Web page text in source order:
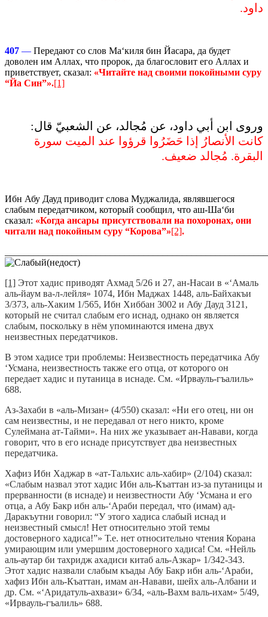
داود‏.‏
407 — Передают со слов Ма‘киля бин Йасара, да будет
доволен им Аллах, что пророк, да благословит его Аллах и
приветствует, сказал: «Читайте над своими покойными суру
“Йа Син”».[1]
وروى ابن أبي داود، عن مُجالد، عن الشعبيّ قال‏:‏
كانت الأنصارُ إذا حَضَرُوا قرؤوا عند الميت سورة
البقرة‏.‏ مُجالد ضعيف‏.
Ибн Абу Дауд приводит слова Муджалида, являвшегося
слабым передатчиком, который сообщил, что аш-Ша‘би
сказал: «Когда ансары присутствовали на похоронах, они
читали над покойным суру “Корова”»[2].
[1] Этот хадис приводят Ахмад 5/26 и 27, ан-Насаи в «‘Амаль
аль-йаум ва-л-лейля» 1074, Ибн Маджах 1448, аль-Байхакъи
3/373, аль-Хаким 1/565, Ибн Хиббан 3002 и Абу Дауд 3121,
который не считал слабым его иснад, однако он является
слабым, поскольку в нём упоминаются имена двух
неизвестных передатчиков.
В этом хадисе три проблемы: Неизвестность передатчика Абу
‘Усмана, неизвестность также его отца, от которого он
передает хадис и путаница в иснаде. См. «Ирвауль-гъалиль»
688.
Аз-Захаби в «аль-Мизан» (4/550) сказал: «Ни его отец, ни он
сам неизвестны, и не передавал от него никто, кроме
Сулеймана ат-Тайми». На них же указывает ан-Навави, когда
говорит, что в его иснаде присутствует два неизвестных
передатчика.
Хафиз Ибн Хаджар в «ат-Тальхис аль-хабир» (2/104) сказал:
«Слабым назвал этот хадис Ибн аль-Къаттан из-за путаницы и
прерванности (в иснаде) и неизвестности Абу ‘Усмана и его
отца, а Абу Бакр ибн аль-‘Араби передал, что (имам) ад-
Даракъутни говорил: “У этого хадиса слабый иснад и
неизвестный смысл! Нет относительно этой темы
достоверного хадиса!”» Т.е. нет относительно чтения Корана
умирающим или умершим достоверного хадиса! См. «Нейль
аль-аутар би тахридж ахадиси китаб аль-Азкар» 1/342-343.
Этот хадис назвали слабым къады Абу Бакр ибн аль-‘Араби,
хафиз Ибн аль-Къаттан, имам ан-Навави, шейх аль-Албани и
др. См. «‘Аридатуль-ахвази» 6/34, «аль-Вахм валь-ихам» 5/49,
«Ирвауль-гъалиль» 688.